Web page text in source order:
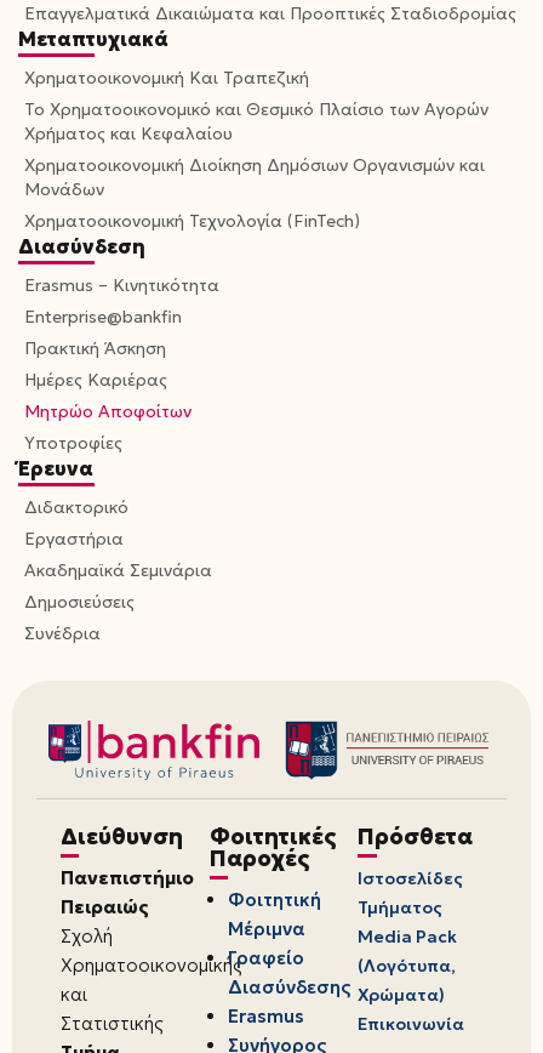
Επαγγελματικά Δικαιώματα και Προοπτικές Σταδιοδρομίας
Μεταπτυχιακά
Χρηματοοικονομική Και Τραπεζική
Το Χρηματοοικονομικό και Θεσμικό Πλαίσιο των Αγορών
Χρήματος και Κεφαλαίου
Χρηματοοικονομική Διοίκηση Δημόσιων Οργανισμών και
Μονάδων
Χρηματοοικονομική Τεχνολογία (FinTech)
Διασύνδεση
Erasmus – Κινητικότητα
Enterprise@bankfin
Πρακτική Άσκηση
Ημέρες Καριέρας
Μητρώο Αποφοίτων
Υποτροφίες
Έρευνα
Διδακτορικό
Εργαστήρια
Ακαδημαϊκά Σεμινάρια
Δημοσιεύσεις
Συνέδρια
Διεύθυνση
Πανεπιστήμιο
Πειραιώς
Σχολή
Χρηματοοικονομικής
και
Στατιστικής
Φοιτητικές
Παροχές
Φοιτητική
Μέριμνα
Γραφείο
Διασύνδεσης
Erasmus
Συνήγορος
Πρόσθετα
Ιστοσελίδες
Τμήματος
Media Pack
(Λογότυπα,
Χρώματα)
Επικοινωνία